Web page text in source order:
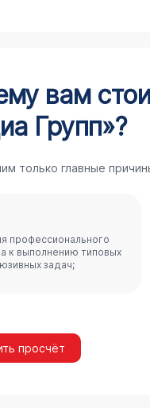
вам
Групп»?
только главные
профессионального
к выполнению типовых
задач;
просчёт